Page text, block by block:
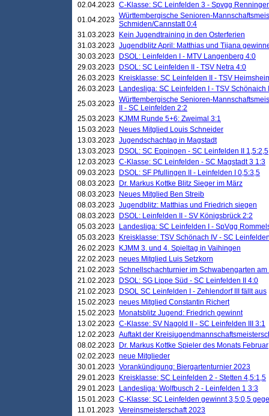
02.04.2023 C-Klasse: SC Leinfelden 3 - Spvgg
01.04.2023 Württembergische Senioren-
Schmiden/Cannstatt 0:4
31.03.2023
Kein Jugendtraining in den Osterferien
31.03.2023 Jugendblitz April: Matthias und Tijana
30.03.2023
DSOL: Leinfelden I - MTV Langenberg 4:0
29.03.2023
DSOL: SC Leinfelden II - TSV Netra 4:0
26.03.2023
Kreisklasse: SC Leinfelden II - TSV
26.03.2023
Landesliga: SC Leinfelden I - TSV Schönaich
25.03.2023 Württembergische Senioren-
II - SC Leinfelden 2:2
25.03.2023
KJMM Runde 5+6: Zweimal 3:1
15.03.2023
Neues Mitglied Louis Schneider
13.03.2023 Jugendschachtag in Magstadt
13.03.2023
DSOL: SC Eppingen - SC Leinfelden II 1,5:2,5
12.03.2023 C-Klasse: SC Leinfelden - SC Magstadt 3 1:3
09.03.2023
DSOL: SF Pfullingen II - Leinfelden I 0,5:3,5
08.03.2023
Dr. Markus Kottke Blitz Sieger im März
08.03.2023
Neues Mitglied Ben Streib
08.03.2023 Jugendblitz: Matthias und Friedrich siegen
08.03.2023
DSOL: Leinfelden II - SV Königsbrück 2:2
05.03.2023
Landesliga: SC Leinfelden I - SpVgg
05.03.2023
Kreisklasse: TSV Schönach IV - SC
26.02.2023
KJMM 3. und 4. Spieltag in Vaihingen
22.02.2023 neues Mitglied Luis Setzkorn
21.02.2023 Schnellschachturnier im Schwabengarten
21.02.2023
DSOL: SG Lippe Süd - SC Leinfelden II 4:0
21.02.2023
DSOL SC Leinfelden I - Zehlendorf III fällt aus
15.02.2023 neues Mitglied Constantin Richert
15.02.2023
Monatsblitz Jugend: Friedrich gewinnt
13.02.2023 C-Klasse: SV Nagold II - SC Leinfelden III 3:1
12.02.2023 Auftakt der
08.02.2023
Dr. Markus Kottke Spieler des Monats Februar
02.02.2023 neue Mitglieder
30.01.2023 Vorankündigung: Biergartenturnier 2023
29.01.2023
Kreisklasse: SC Leinfelden 2 - Stetten 4,5:1,5
29.01.2023
Landesliga: Wolfbusch 2 - Leinfelden 1 3:3
15.01.2023 C-Klasse: SC Leinfelden gewinnt 3,5:0,5
11.01.2023 Vereinsmeisterschaft 2023